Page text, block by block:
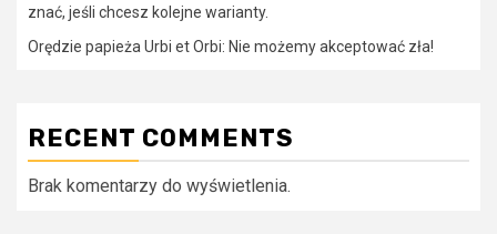
znać, jeśli chcesz kolejne warianty.
Orędzie papieża Urbi et Orbi: Nie możemy akceptować zła!
RECENT COMMENTS
Brak komentarzy do wyświetlenia.